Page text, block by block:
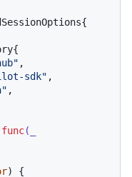
,
sdk" ,
,
func(_
) {